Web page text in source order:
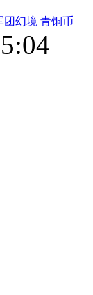
团幻境 青铜币